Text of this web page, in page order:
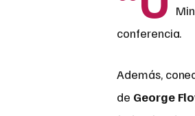
conferencia.
Además,
de George